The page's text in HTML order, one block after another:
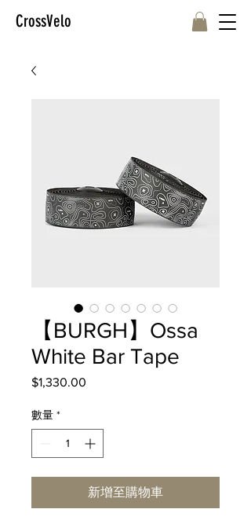
CrossVelo
【BURGH】Ossa
White Bar Tape
$1,330.00
數量 *
新增至購物車